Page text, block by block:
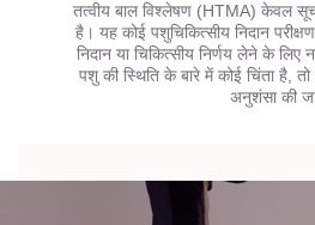
तत्वीय बाल विश्लेषण (HTMA) केवल
है। यह कोई पशुचिकित्सीय निदान
निदान या चिकित्सीय निर्णय लेने के
पशु की स्थिति के बारे में कोई चिंता है,
अनुशंसा की